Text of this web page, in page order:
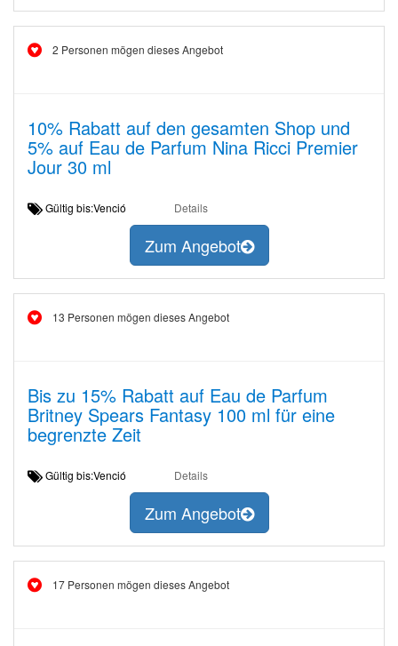
2 Personen mögen dieses Angebot
10% Rabatt auf den gesamten Shop und
5% auf Eau de Parfum Nina Ricci Premier
Jour 30 ml
Gültig bis:Venció Details
Zum Angebot
13 Personen mögen dieses Angebot
Bis zu 15% Rabatt auf Eau de Parfum
Britney Spears Fantasy 100 ml für eine
begrenzte Zeit
Gültig bis:Venció Details
Zum Angebot
17 Personen mögen dieses Angebot